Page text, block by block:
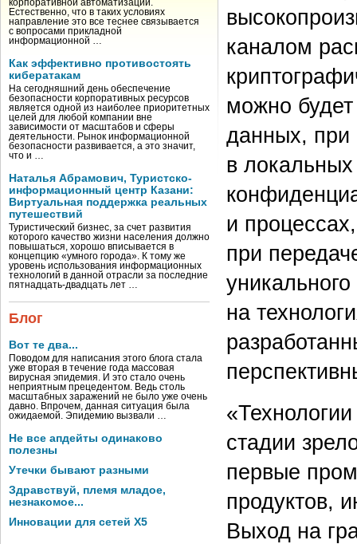
корпоративной автоматизации.
Естественно, что в таких условиях
направление это все теснее связывается
с вопросами прикладной
информационной …
Как эффективно противостоять
кибератакам
На сегодняшний день обеспечение
безопасности корпоративных ресурсов
является одной из наиболее приоритетных
целей для любой компании вне
зависимости от масштабов и сферы
деятельности. Рынок информационной
безопасности развивается, а это значит,
что и …
Наталья Абрамович, Туристско-
информационный центр Казани:
Виртуальная поддержка реальных
путешествий
Туристический бизнес, за счет развития
которого качество жизни населения должно
повышаться, хорошо вписывается в
концепцию «умного города». К тому же
уровень использования информационных
технологий в данной отрасли за последние
пятнадцать-двадцать лет …
Блог
Вот те два...
Поводом для написания этого блога стала
уже вторая в течение года массовая
вирусная эпидемия. И это стало очень
неприятным прецедентом. Ведь столь
масштабных заражений не было уже очень
давно. Впрочем, данная ситуация была
ожидаемой. Эпидемию вызвали …
Не все апдейты одинаково
полезны
Утечки бывают разными
Здравствуй, племя младое,
незнакомое...
Инновации для сетей X5
каналом
можно
данных, при
в
и
при
на
стадии
первые
продуктов,
Выход на